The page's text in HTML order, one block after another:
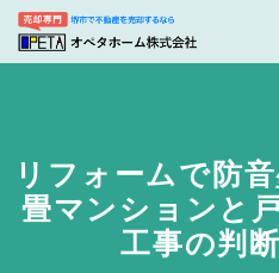
リフォームで防
畳マンションと
工事の判